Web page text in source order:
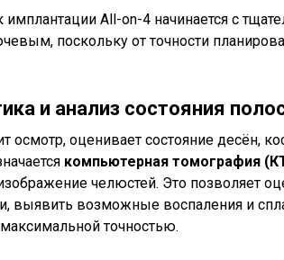
имплантации All-on-4 начинается с
поскольку от точности
и анализ состояния
осмотр, оценивает состояние десён,
компьютерная томография
челюстей. Это позволяет
выявить возможные воспаления и
точностью.